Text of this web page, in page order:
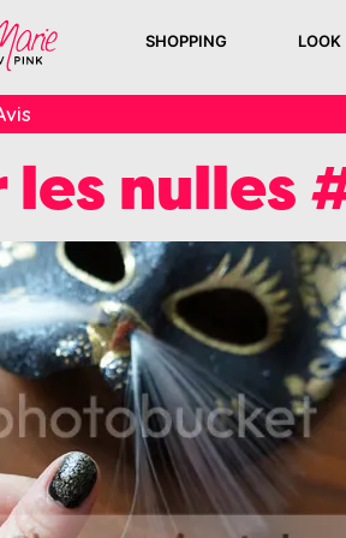
SHOPPING LOOK
nulles